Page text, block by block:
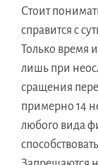
Стоит
справится с
Только время
лишь при
сращения
примерно 14
любого вида